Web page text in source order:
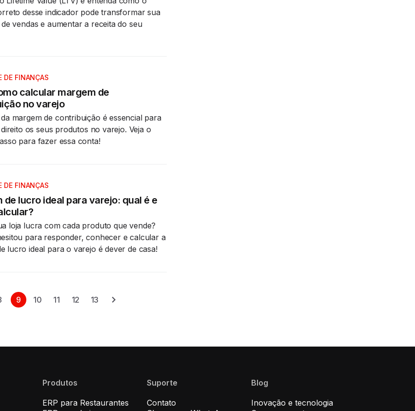
desse indicador pode transformar sua
vendas e aumentar a receita do seu
DE FINANÇAS
calcular margem de
no varejo
margem de contribuição é essencial para
os seus produtos no varejo. Veja o
para fazer essa conta!
DE FINANÇAS
de lucro ideal para varejo: qual é e
loja lucra com cada produto que vende?
para responder, conhecer e calcular a
lucro ideal para o varejo é dever de casa!
9 10 11 12 13
Produtos
ERP para Restaurantes
Suporte
Contato
Blog
Inovação e tecnologia